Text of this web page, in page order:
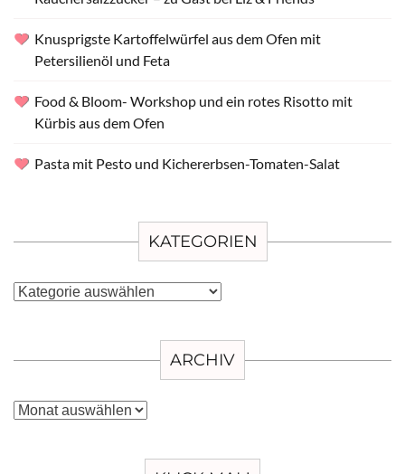
Knusprigste Kartoffelwürfel aus dem Ofen mit
Petersilienöl und Feta
Food & Bloom- Workshop und ein rotes Risotto mit
Kürbis aus dem Ofen
Pasta mit Pesto und Kichererbsen-Tomaten-Salat
KATEGORIEN
Kategorien
ARCHIV
Archiv